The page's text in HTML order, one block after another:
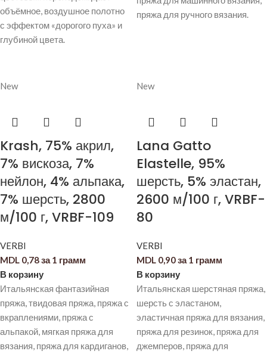
объёмное, воздушное полотно
с эффектом «дорогого пуха» и
глубиной цвета.
пряжа для ручного вязания.
New
Krash, 75% акрил,
7% вискоза, 7%
нейлон, 4% альпака,
7% шерсть, 2800
м/100 г, VRBF-109
VERBI
MDL 0,78за 1 грамм
В корзину
Итальянская фантазийная
пряжа, твидовая пряжа, пряжа с
вкраплениями, пряжа с
альпакой, мягкая пряжа для
вязания, пряжа для кардиганов,
New
Lana Gatto
Elastelle, 95%
шерсть, 5% эластан,
2600 м/100 г, VRBF-
80
VERBI
MDL 0,90за 1 грамм
В корзину
Итальянская шерстяная пряжа,
шерсть с эластаном,
эластичная пряжа для вязания,
пряжа для резинок, пряжа для
джемперов, пряжа для